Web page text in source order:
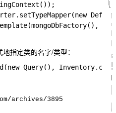
指定类的名字/类型：
Query(),
archives/3895